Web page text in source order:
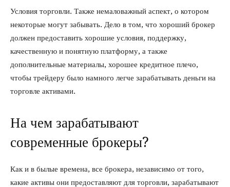
Условия торговли. Также немаловажный аспект, о котором
некоторые могут забывать. Дело в том, что хороший брокер
должен предоставить хорошие условия, поддержку,
качественную и понятную платформу, а также
дополнительные материалы, хорошее кредитное плечо,
чтобы трейдеру было намного легче зарабатывать деньги на
торговле активами.
На чем зарабатывают
современные брокеры?
Как и в былые времена, все брокера, независимо от того,
какие активы они предоставляют для торговли, зарабатывают